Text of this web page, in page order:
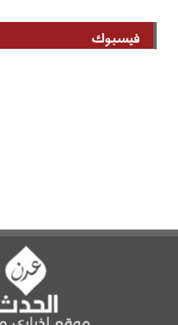
فيسبوك